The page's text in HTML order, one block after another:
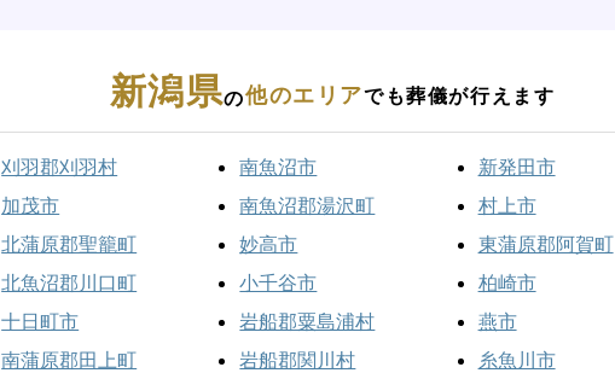
新潟県の他のエリアでも葬儀が行えます
刈羽郡刈羽村
加茂市
北蒲原郡聖籠町
北魚沼郡川口町
十日町市
南蒲原郡田上町
南魚沼市
南魚沼郡湯沢町
妙高市
小千谷市
岩船郡粟島浦村
岩船郡関川村
新発田市
村上市
東蒲原郡阿賀町
柏崎市
燕市
糸魚川市